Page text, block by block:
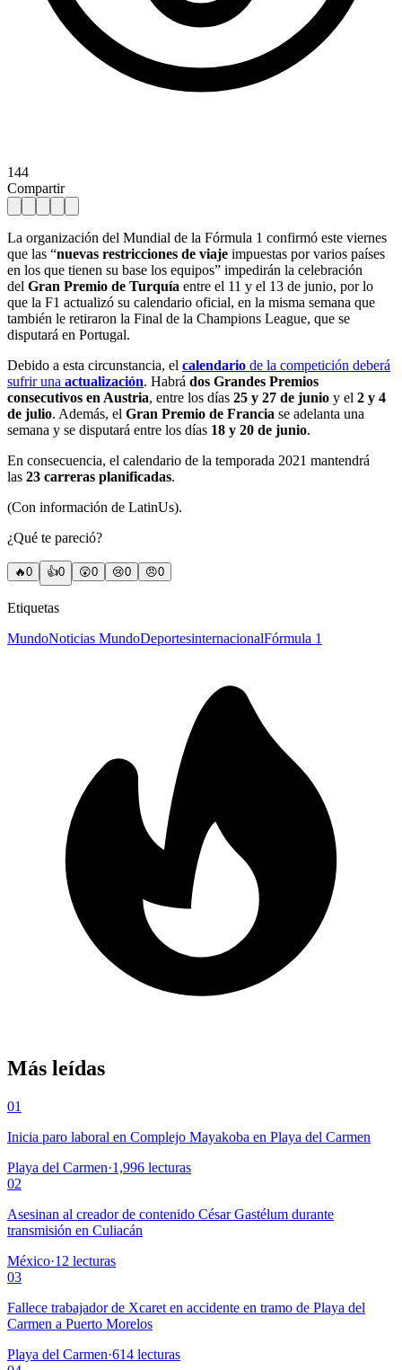
144
Compartir
La organización del Mundial de la Fórmula 1 confirmó este viernes
que las “nuevas restricciones de viaje impuestas por varios países
en los que tienen su base los equipos” impedirán la celebración
del Gran Premio de Turquía entre el 11 y el 13 de junio, por lo
que la F1 actualizó su calendario oficial, en la misma semana que
también le retiraron la Final de la Champions League, que se
disputará en Portugal.
Debido a esta circunstancia, el calendario de la competición deberá
sufrir una actualización. Habrá dos Grandes Premios
consecutivos en Austria, entre los días 25 y 27 de junio y el 2 y 4
de julio. Además, el Gran Premio de Francia se adelanta una
semana y se disputará entre los días 18 y 20 de junio.
En consecuencia, el calendario de la temporada 2021 mantendrá
las 23 carreras planificadas.
(Con información de LatinUs).
¿Qué te pareció?
🔥0 👍0 😲0 😢0 😠0
Etiquetas
MundoNoticias MundoDeportesinternacionalFórmula 1
Más leídas
01
Inicia paro laboral en Complejo Mayakoba en Playa del Carmen
Playa del Carmen·1,996 lecturas
02
Asesinan al creador de contenido César Gastélum durante
transmisión en Culiacán
México·12 lecturas
03
Fallece trabajador de Xcaret en accidente en tramo de Playa del
Carmen a Puerto Morelos
Playa del Carmen·614 lecturas